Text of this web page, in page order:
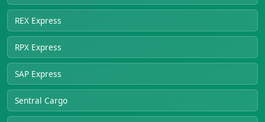
REX Express
RPX Express
SAP Express
Sentral Cargo